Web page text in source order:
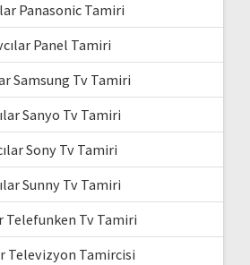
Panasonic Tamiri
Panel Tamiri
Samsung Tv Tamiri
Sanyo Tv Tamiri
Sony Tv Tamiri
Sunny Tv Tamiri
Telefunken Tv Tamiri
Televizyon Tamircisi